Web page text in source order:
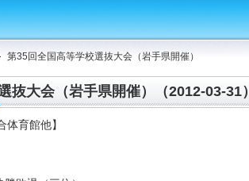
第35回全国高等学校選抜大会（岩手県開催）
抜大会（岩手県開催）（2012-03-31）
育館他】